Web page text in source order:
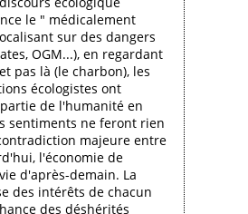
le " médicalement
sur des dangers
OGM...), en regardant
pas là (le charbon), les
écologistes ont
de l'humanité en
sentiments ne feront rien
majeure entre
l'économie de
d'après-demain. La
des intérêts de chacun
des déshérités